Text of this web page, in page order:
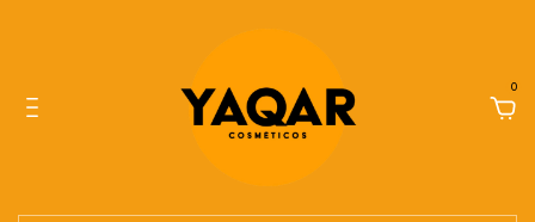
0